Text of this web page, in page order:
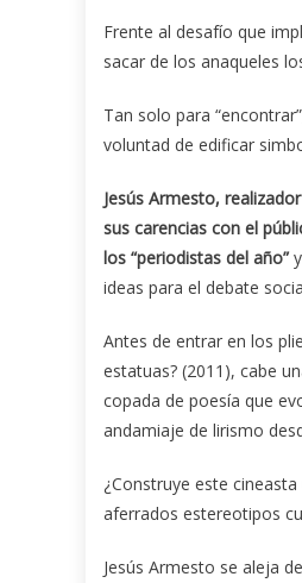
Frente al desafío que
sacar de los anaqueles
Tan solo para
voluntad de edificar
Jesús Armesto,
sus carencias con el
los “periodistas del año”
ideas para el debate
Antes de entrar en los
estatuas? (2011), cabe
copada de poesía que
andamiaje de lirismo
¿Construye este
aferrados estereotipos
Jesús Armesto se aleja